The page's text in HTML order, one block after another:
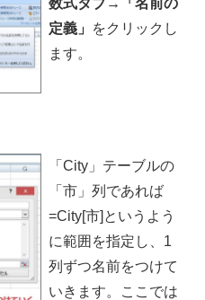
数式タブ→「名前の
定義」
をクリックし
ます。
「City」テーブルの
「市」列であれば
=City[市]というよう
に範囲を指定し、1
列ずつ名前をつけて
いきます。ここでは